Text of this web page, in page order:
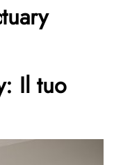
Il tuo